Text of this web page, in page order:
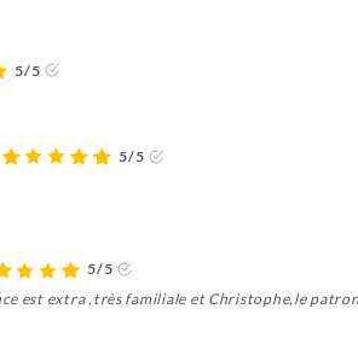
5/5
5/5
5/5
est extra ,très familiale et Christophe,le